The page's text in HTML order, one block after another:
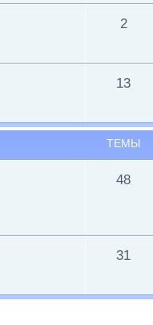
2
13
ТЕМЫ
48
31